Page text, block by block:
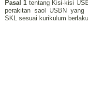
Pasal 1 tentang Kisi-kisi
perakitan saol USBN yang
SKL sesuai kurikulum